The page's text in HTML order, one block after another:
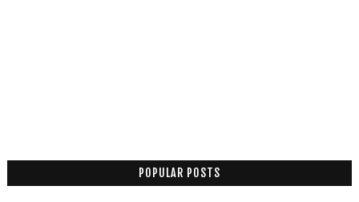
POPULAR POSTS